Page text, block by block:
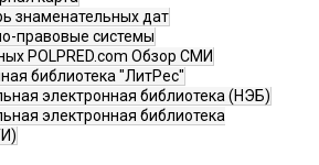
знаменательных дат
правовые системы
POLPRED.com Обзор СМИ
библиотека "ЛитРес"
электронная библиотека (НЭБ)
электронная библиотека